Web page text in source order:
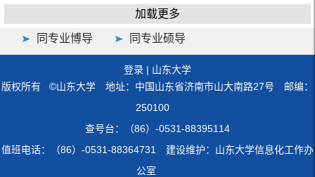
加载更多
同专业博导 同专业硕导
登录 | 山东大学
版权所有 ©山东大学 地址：中国山东省济南市山大南路27号 邮编：
250100
查号台：（86）-0531-88395114
值班电话：（86）-0531-88364731 建设维护：山东大学信息化工作办
公室